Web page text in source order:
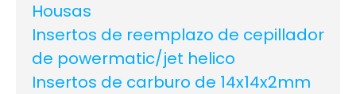
Housas
Insertos de reemplazo de cepillador
de powermatic/jet helico
Insertos de carburo de 14x14x2mm